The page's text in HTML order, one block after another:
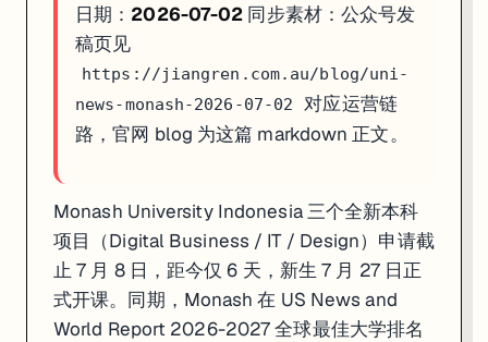
日期： 2026-07-02 同步素材：公众号发
稿页见
https://jiangren.com.au/blog/uni-
news-monash-2026-07-02
对应运营链
路，官网 blog 为这篇 markdown 正文。
Monash University Indonesia 三个全新本科
项目（Digital Business / IT / Design）申请截
止 7 月 8 日，距今仅 6 天，新生 7 月 27 日正
式开课。同期，Monash 在 US News and
World Report 2026-2027 全球最佳大学排名